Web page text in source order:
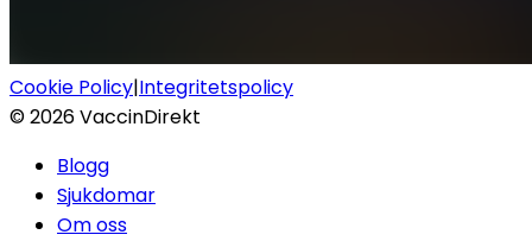
Cookie Policy|Integritetspolicy
©2026VaccinDirekt
Blogg
Sjukdomar
Om oss